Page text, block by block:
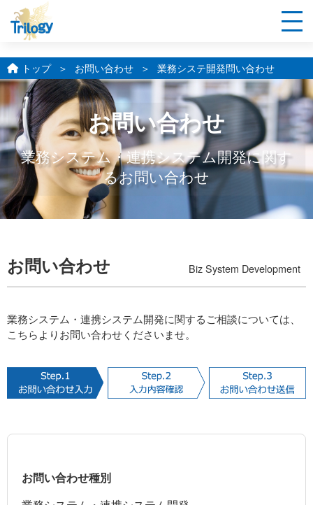
トップ お問い合わせ 業務システ開発問い合わせ
お問い合わせ
業務システム・連携システム開発に関す
るお問い合わせ
お問い合わせ Biz System Development
業務システム・連携システム開発に関するご相談については、
こちらよりお問い合わせくださいませ。
お問い合わせ種別